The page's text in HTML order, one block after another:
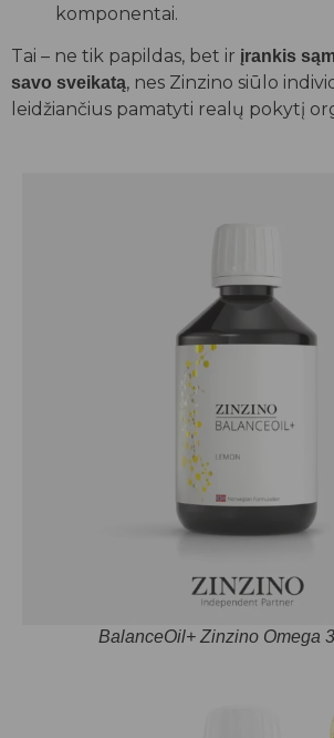
komponentai.
Tai – ne tik papildas, bet ir įrankis
savo sveikatą, nes Zinzino siūlo
leidžiančius pamatyti realų pokytį
BalanceOil+ Zinzino Omega